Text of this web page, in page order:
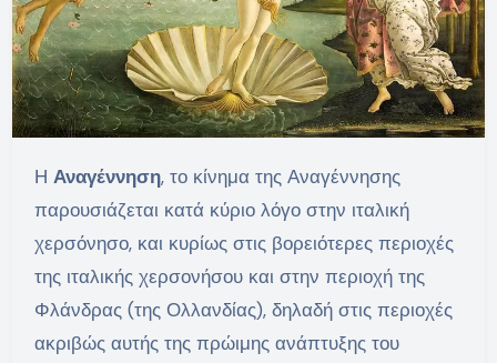
Αναγέννηση, το κίνημα της Αναγέννησης
παρουσιάζεται κατά κύριο λόγο στην ιταλική
χερσόνησο, και κυρίως στις βορειότερες περιοχές
της ιταλικής χερσονήσου και στην περιοχή της
Φλάνδρας (της Ολλανδίας), δηλαδή στις περιοχές
ακριβώς αυτής της πρώιμης ανάπτυξης του